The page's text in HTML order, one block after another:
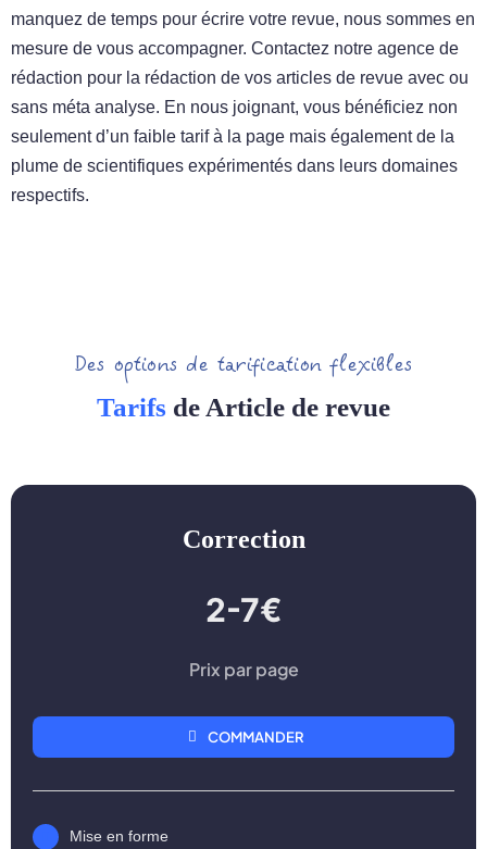
manquez de temps pour écrire votre revue, nous sommes en
mesure de vous accompagner. Contactez notre agence de
rédaction pour la rédaction de vos articles de revue avec ou
sans méta analyse. En nous joignant, vous bénéficiez non
seulement d’un faible tarif à la page mais également de la
plume de scientifiques expérimentés dans leurs domaines
respectifs.
Des options de tarification flexibles
Tarifs de Article de revue
Correction
2-7€
Prix par page
COMMANDER
Mise en forme